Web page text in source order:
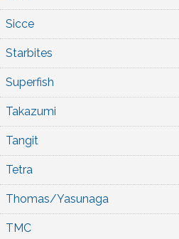
Sicce
Starbites
Superfish
Takazumi
Tangit
Tetra
Thomas/Yasunaga
TMC